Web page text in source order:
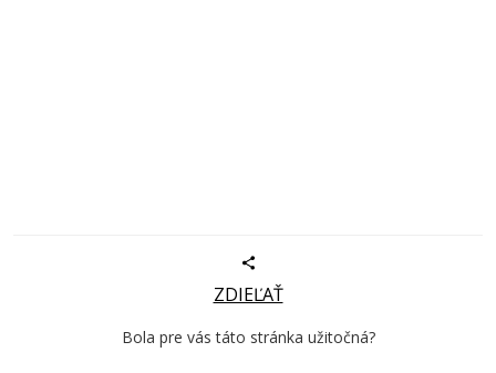
ZDIEĽAŤ
Bola pre vás táto stránka užitočná?